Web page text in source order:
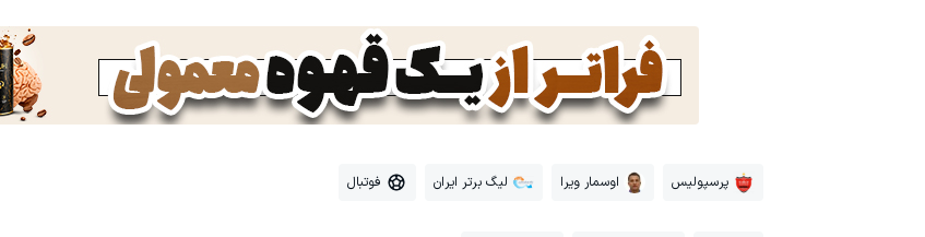
پرسپولیس اوسمار ویرا لیگ برتر ایران فوتبال